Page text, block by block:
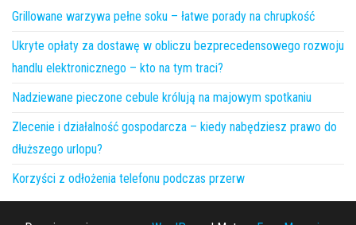
Grillowane warzywa pełne soku – łatwe porady na chrupkość
Ukryte opłaty za dostawę w obliczu bezprecedensowego rozwoju
handlu elektronicznego – kto na tym traci?
Nadziewane pieczone cebule królują na majowym spotkaniu
Zlecenie i działalność gospodarcza – kiedy nabędziesz prawo do
dłuższego urlopu?
Korzyści z odłożenia telefonu podczas przerw